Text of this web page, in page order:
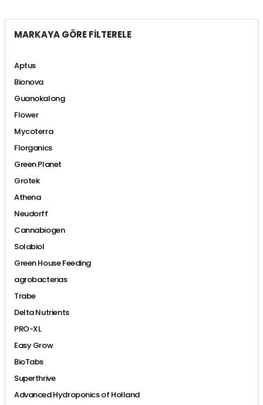
MARKAYA GÖRE FİLTERELE
Aptus
Bionova
Guanokalong
Flower
Mycoterra
Florganics
Green Planet
Grotek
Athena
Neudorff
Cannabiogen
Solabiol
Green House Feeding
agrobacterias
Trabe
Delta Nutrients
PRO-XL
Easy Grow
BioTabs
Superthrive
Advanced Hydroponics of Holland